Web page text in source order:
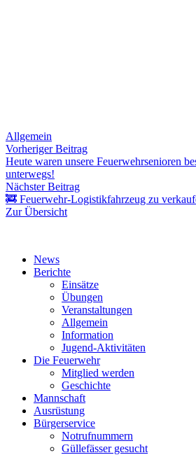
Allgemein
Beitragsnavigation
Vorheriger BeitragVorheriger
Beitrag:
Heute waren unsere Feuerwehrsenioren
unterwegs!
Nächster BeitragNächster
Beitrag:
🚒 Feuerwehr-Logistikfahrzeug zu
Zur Übersicht
News
Berichte
Einsätze
Übungen
Veranstaltungen
Allgemein
Information
Jugend-Aktivitäten
Die Feuerwehr
Mitglied werden
Geschichte
Mannschaft
Ausrüstung
Bürgerservice
Notrufnummern
Güllefässer gesucht